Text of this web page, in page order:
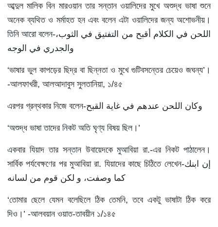
আব্দুল মালিক বিন মারওয়ান তার সন্তান ওয়ালিদের মুখে অশুদ্ধ ভাষা শুনে
অনেক ব্যথিত ও মর্মাহত হন এবং বলেন এটা ওয়ালিদের জন্য অশোভনীয়।
তিনি আরো বলেন-اللحن في الكلام أقبح من التفتيق في الثوب،
والجدري في الوجه
‘ভাষার ভুল কাপড়ের ছিদ্র বা ছিন্নতা ও মুখে গুটিবসন্তের চেয়েও জঘন্য’।
-আলফাখরী, আলআদাবুস সুলতানিয়া, ১/৪৫
এরপর গ্রন্থকার নিজে বলেন-وكان اللحن عندهم في غاية القبح
‘অশুদ্ধ ভাষা তাদের নিকট অতি ঘৃণ্য বিষয় ছিল।’
একবার যিয়াদ তার সন্তান উবায়েদকে মুআবিয়া রা.-এর নিকট পাঠালেন।
সার্বিক পর্যবেক্ষণের পর মুআবিয়া রা. যিয়াদের কাছে চিঠিতে লেখেন-إن ابنك
كما وصفت، و لكن قوم من لسانه
‘তোমার ছেলে যেমন বলেছিলে ঠিক তেমনি, তবে একটু ভাষাটা ঠিক করে
দিও।’ -আলবয়ান ওয়াত-তাবয়ীন ১/১৪৫